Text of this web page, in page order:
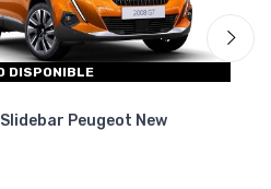
DISPONIBLE
Peugeot New